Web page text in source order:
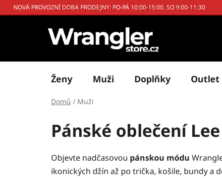
Přejít
na
NOVÁ PROVOZNÍ DOBA PRODEJNY: PO-PÁ 10:00-15:00, SO 9:00-11:30
Kontakt a prodejna Hodnocení obchodu
Ženy Muži Doplňky Outlet
Domů / Muži
Pánské oblečení Lee
Objevte nadčasovou pánskou módu
ikonických džín až po trička, košile, bundy a